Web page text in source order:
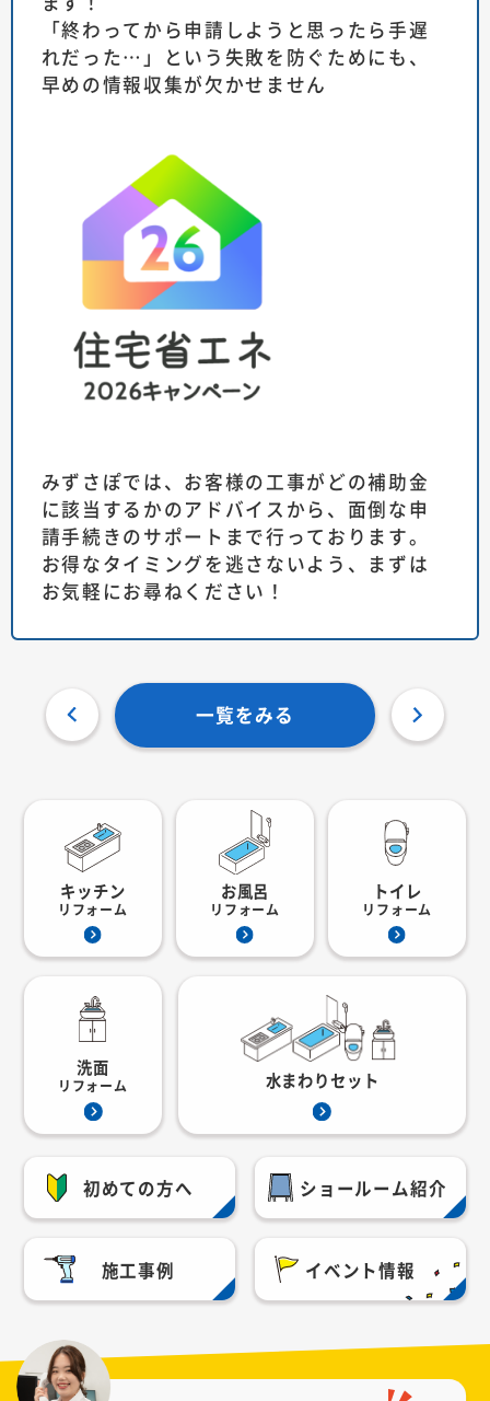
「終わってから申請 しようと思ったら手遅
れだった…」という失敗を防ぐためにも、
早めの情報収集が欠かせません
みずさぽでは、お客様の工事がどの補助金
に該当するかのアドバイスから、面倒な申
請手続きのサポートまで行っております。
お得なタイミングを逃さないよう、まずは
お気軽にお尋ねください！
一覧をみる
キッチン
リフォーム
お風呂
リフォーム
トイレ
リフォーム
洗面
リフォーム 水まわりセット
初めての方へ ショールーム紹介
施工事例 イベント情報